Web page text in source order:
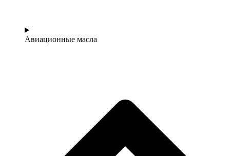
Авиационные масла